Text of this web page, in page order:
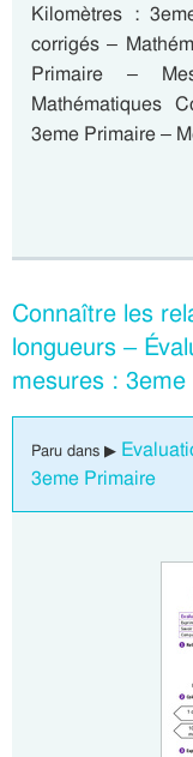
Kilomètres :
corrigés –
Primaire –
Mathématiques
3eme Primaire –
Connaître les
longueurs –
mesures :
Paru dans ▶
3eme Primaire